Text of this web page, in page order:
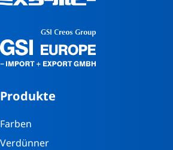
Produkte
Farben
Verdünner